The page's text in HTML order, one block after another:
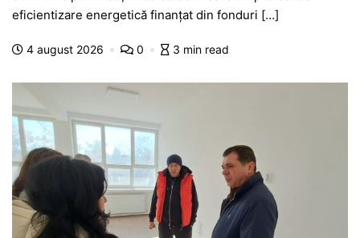
e
b
o
o
k
s
A
p
s
e
g
er
er gr
a
s
a
e
je
ă
eficientizare energetică finanțat din fonduri […]
4 august 2026 0 3 min read